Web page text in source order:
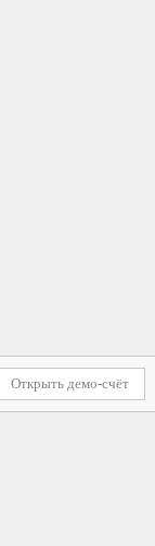
Открыть демо-счёт